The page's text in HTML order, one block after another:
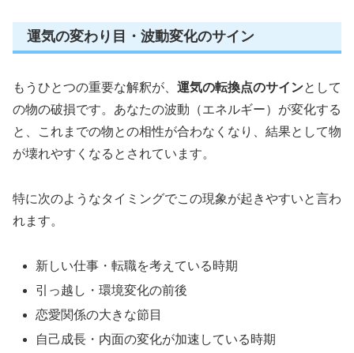
運気の変わり目・波動変化のサイン
もうひとつの重要な解釈が、 運気の転換点のサインとして
の物の破損です。あなたの波動（エネルギー）が変化する
と、これまでの物との相性が合わなくなり、結果として物
が壊れやすくなるとされています。
特に次のようなタイミングでこの現象が起きやすいと言わ
れます。
新しい仕事・転職を考えている時期
引っ越し・環境変化の前後
恋愛関係の大きな節目
自己成長・内面の変化が加速している時期